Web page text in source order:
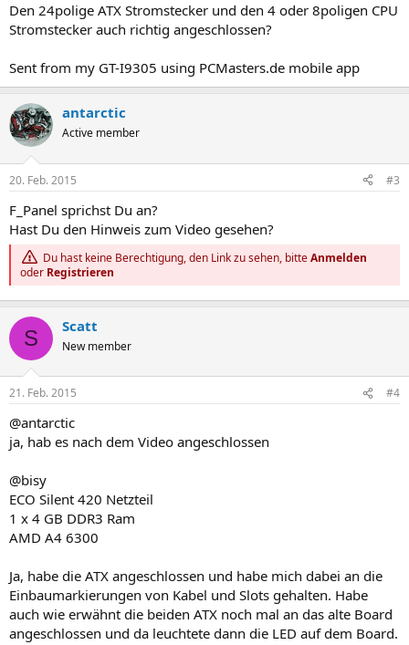
Den 24polige ATX Stromstecker und den 4 oder 8poligen CPU
Stromstecker auch richtig angeschlossen?
Sent from my GT-I9305 using PCMasters.de mobile app
antarctic
Active member
20. Feb. 2015 #3
F_Panel sprichst Du an?
Hast Du den Hinweis zum Video gesehen?
Du hast keine Berechtigung, den Link zu sehen, bitteAnmelden
oder Registrieren
S Scatt
New member
21. Feb. 2015 #4
@antarctic
ja, hab es nach dem Video angeschlossen
@bisy
ECO Silent 420 Netzteil
1 x 4 GB DDR3 Ram
AMD A4 6300
Ja, habe die ATX angeschlossen und habe mich dabei an die
Einbaumarkierungen von Kabel und Slots gehalten. Habe
auch wie erwähnt die beiden ATX noch mal an das alte Board
angeschlossen und da leuchtete dann die LED auf dem Board.